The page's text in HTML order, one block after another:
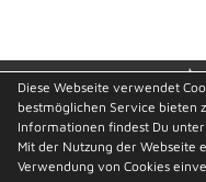
Besucherstatistik
Diese Webseite verwendet
bestmöglichen Service bieten
Informationen findest Du unter
Mit der Nutzung der Webseite
Verwendung von Cookies